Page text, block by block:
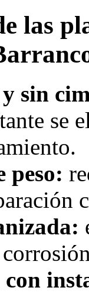
las
sin
se
peso: